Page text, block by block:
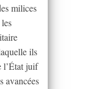
milices
ils
l’État juif
avancées